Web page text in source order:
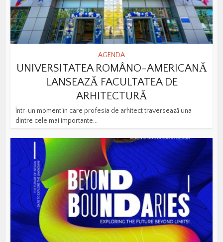
AGENDA
UNIVERSITATEA ROMÂNO-AMERICANĂ
LANSEAZĂ FACULTATEA DE
ARHITECTURĂ
Într-un moment în care profesia de arhitect traversează una
dintre cele mai importante...